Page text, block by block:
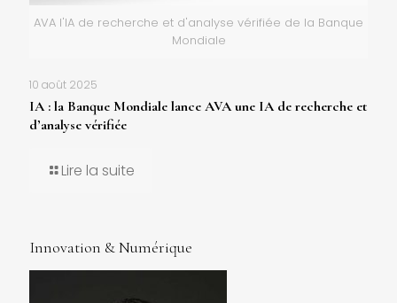
AVA l'IA de recherche et d'analyse vérifiée de la Banque
Mondiale
10 août 2025
IA : la Banque Mondiale lance AVA une IA de recherche et
d’analyse vérifiée
Lire la suite
Innovation & Numérique